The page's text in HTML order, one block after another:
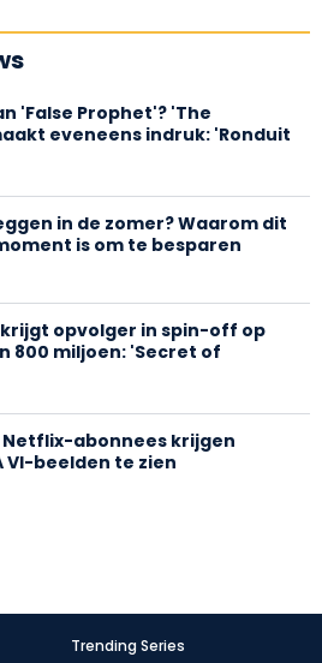
'False Prophet'? 'The
eveneens indruk: 'Ronduit
in de zomer? Waarom dit
is om te besparen
krijgt opvolger in spin-off op
800 miljoen: 'Secret of
Netflix-abonnees krijgen
VI-beelden te zien
Trending Series